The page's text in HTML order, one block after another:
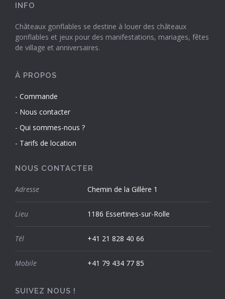
INFO
Châteaux gonflables se destine à louer des châteaux
gonflables et jeux pour des manifestations, mariages, fêtes
de village et anniversaires.
À PROPOS
Commande
Nous contacter
Qui sommes-nous ?
Tarifs de location
NOUS CONTACTER
Adresse Chemin de la Gillère 1
Lieu 1186 Essertines-sur-Rolle
Tél +41 21 828 40 66
Mobile +41 79 434 77 85
SUIVEZ NOUS !